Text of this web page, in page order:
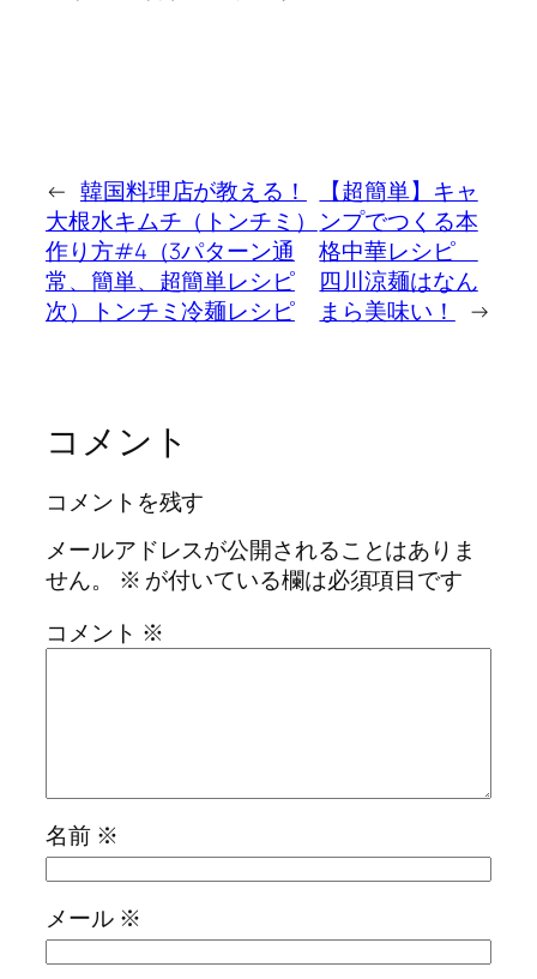
← 韓国料理店が教える！
大根水キムチ（トンチミ）
作り方#4（3パターン通
常、簡単、超簡単レシピ
次）トンチミ冷麺レシピ
【超簡単】キャ
ンプでつくる本
格中華レシピ
四川涼麺はなん
まら美味い！
→
コメント
コメントを残す
メールアドレスが公開されることはありま
せん。
※ が付いている欄は必須項目です
コメント ※
名前 ※
メール ※